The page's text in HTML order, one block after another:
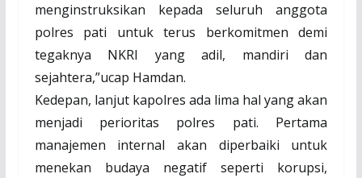
menginstruksikan kepada seluruh anggota
polres pati untuk terus berkomitmen demi
tegaknya NKRI yang adil, mandiri dan
sejahtera,”ucap Hamdan.
Kedepan, lanjut kapolres ada lima hal yang akan
menjadi perioritas polres pati. Pertama
manajemen internal akan diperbaiki untuk
menekan budaya negatif seperti korupsi,